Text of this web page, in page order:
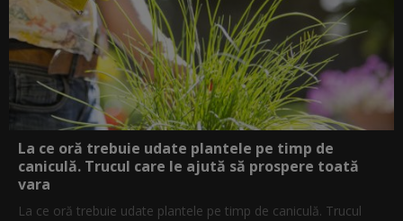
La ce oră trebuie udate plantele pe timp de
caniculă. Trucul care le ajută să prospere toată
vara
La ce oră trebuie udate plantele pe timp de caniculă. Trucul